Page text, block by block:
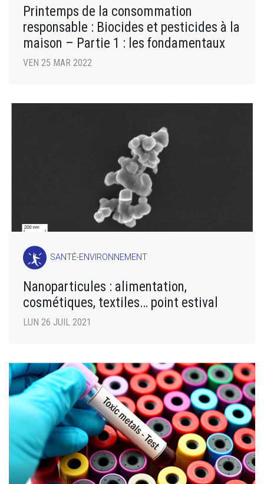
Printemps de la consommation
responsable : Biocides et pesticides à la
maison – Partie 1 : les fondamentaux
VEN 25 MAR 2022
SANTÉ-ENVIRONNEMENT
Nanoparticules : alimentation,
cosmétiques, textiles… point estival
LUN 26 JUIL 2021